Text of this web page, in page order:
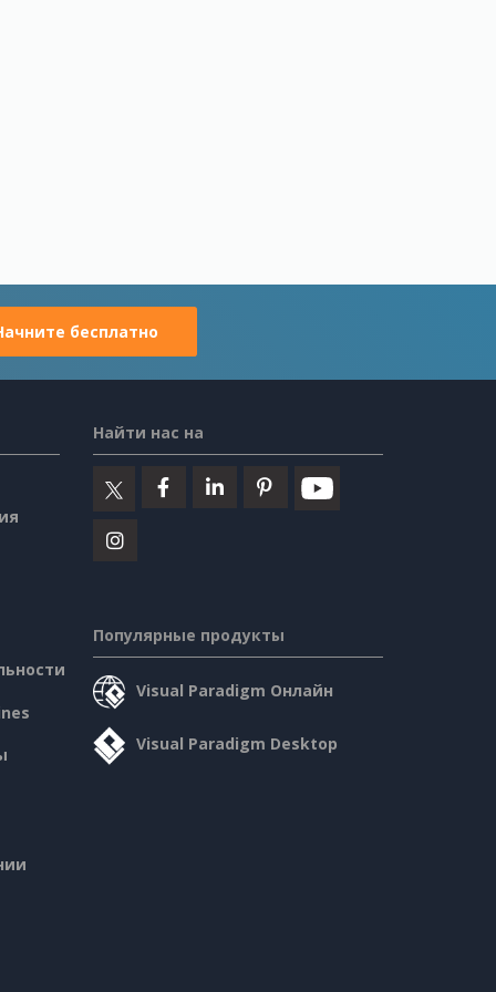
бесплатно
Найти нас на
Популярные продукты
Visual Paradigm Онлайн
Visual Paradigm Desktop